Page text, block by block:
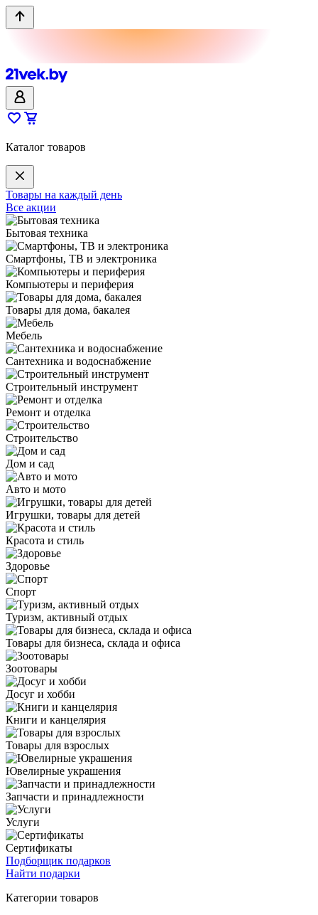
Каталог товаров
Товары на каждый день
Все акции
Бытовая техника
Смартфоны, ТВ и электроника
Компьютеры и периферия
Товары для дома, бакалея
Мебель
Сантехника и водоснабжение
Строительный инструмент
Ремонт и отделка
Строительство
Дом и сад
Авто и мото
Игрушки, товары для детей
Красота и стиль
Здоровье
Спорт
Туризм, активный отдых
Товары для бизнеса, склада и офиса
Зоотовары
Досуг и хобби
Книги и канцелярия
Товары для взрослых
Ювелирные украшения
Запчасти и принадлежности
Услуги
Сертификаты
Подборщик подарков
Найти подарки
Категории товаров